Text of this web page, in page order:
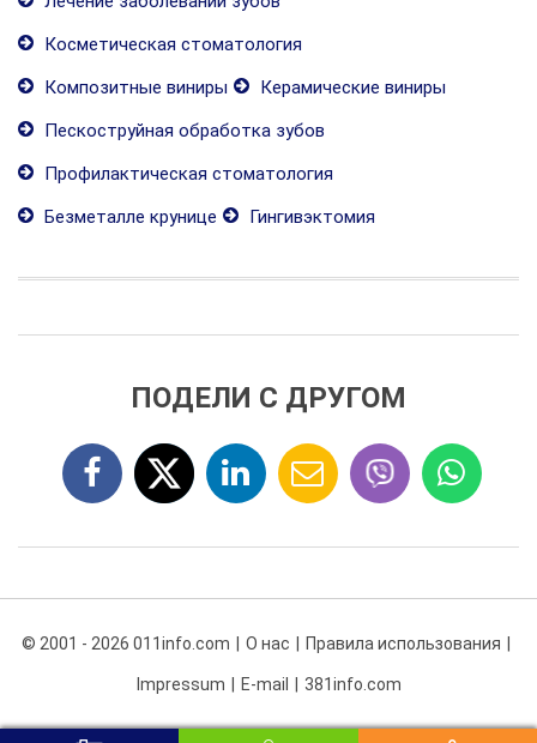
Косметическая стоматология
Композитные виниры
Керамические виниры
Пескоструйная обработка зубов
Профилактическая стоматология
Безметалле крунице
Гингивэктомия
ПОДЕЛИ С ДРУГОМ
© 2001 - 2026 011info.com О нас Правила использования
Impressum E-mail 381info.com